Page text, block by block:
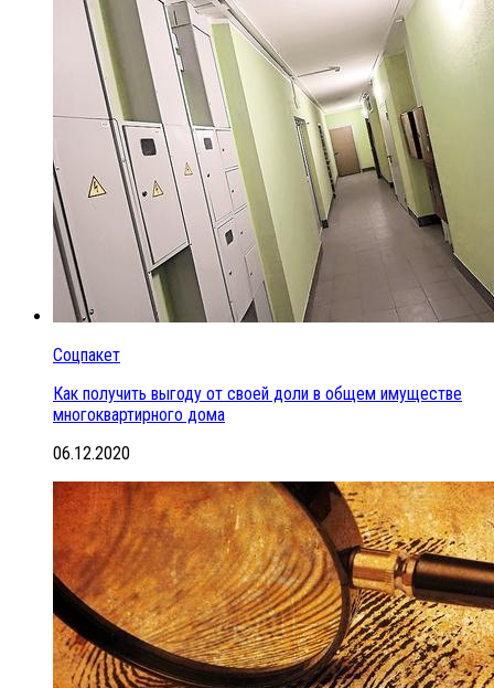
Соцпакет
Как получить выгоду от своей доли в общем имуществе
многоквартирного дома
06.12.2020